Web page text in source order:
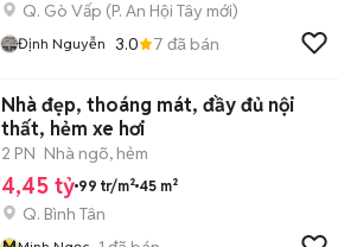
Q. Gò Vấp (P. An Hội Tây mới)
Định Nguyễn 3.0 7 đã bán
Nhà đẹp, thoáng mát, đầy đủ nội
thất, hẻm xe hơi
2 PN Nhà ngõ, hẻm
4,45 tỷ 99 tr/m² 45 m²
Q. Bình Tân